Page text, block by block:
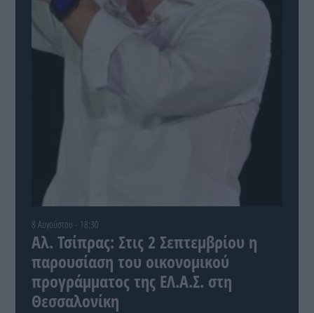
8 Αυγούστου - 18:30
Αλ. Τσίπρας: Στις 2 Σεπτεμβρίου η
παρουσίαση του οικονομικού
προγράμματος της ΕΛ.Α.Σ. στη
Θεσσαλονίκη